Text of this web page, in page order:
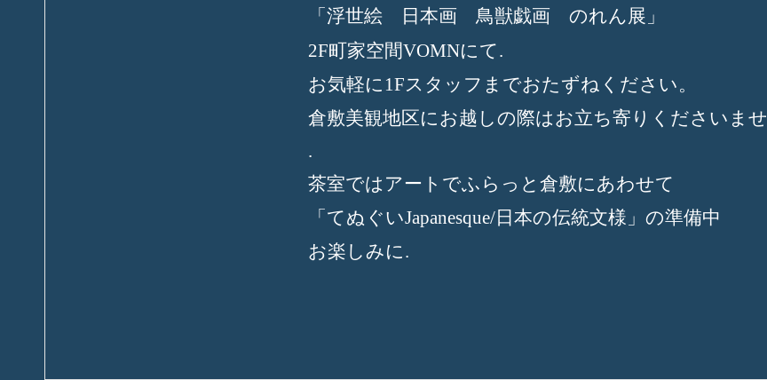
「浮世絵 日本画 鳥獣戯画 のれん展」
2F町家空間VOMNにて.
お気軽に 1Fスタッフまでおたずねください。
倉敷美観地区にお越しの際はお立ち寄りくださいませ
.
茶室ではアートでふらっと倉敷にあわせて
「てぬぐいJapanesque/日本の伝統文様」の準備中
お楽しみに.